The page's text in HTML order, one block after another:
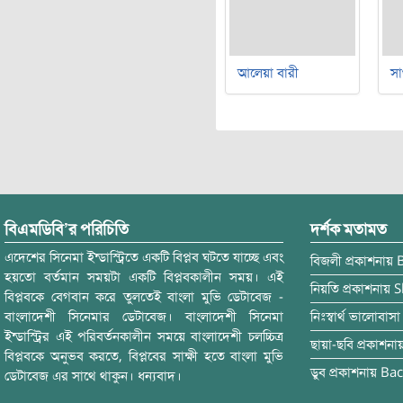
আলেয়া বারী
বিএমডিবি’র পরিচিতি
এদেশের সিনেমা ইন্ডাস্ট্রিতে একটি বিপ্লব ঘটতে যাচ্ছে এবং
হয়তো বর্তমান সময়টা একটি বিপ্লবকালীন সময়। এই
বিপ্লবকে বেগবান করে তুলতেই বাংলা মুভি ডেটাবেজ -
বাংলাদেশী সিনেমার ডেটাবেজ। বাংলাদেশী সিনেমা
ইন্ডাস্ট্রির এই পরিবর্তনকালীন সময়ে বাংলাদেশী চলচ্চিত্র
বিপ্লবকে অনুভব করতে, বিপ্লবের সাক্ষী হতে বাংলা মুভি
ডেটাবেজ এর সাথে থাকুন। ধন্যবাদ।
দর্শক মতামত
বিজলী প্রকাশনায়
নিয়তি প্রকাশনায়
নিঃস্বার্থ ভালোবাসা
ছায়া-ছবি
ডুব প্রকাশনায়